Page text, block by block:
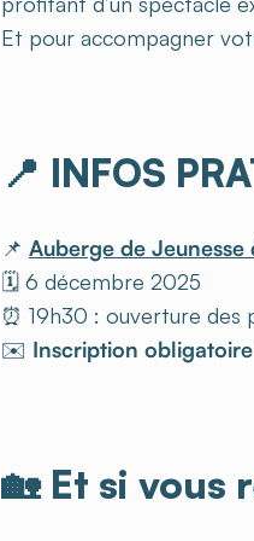
Et pour accompagner
📍 INFOS
📌 Auberge de Jeunesse
🗓️ 6 décembre 2025
⏰ 19h30 : ouverture des
✉️ Inscription obligatoire
🏡 Et si vous